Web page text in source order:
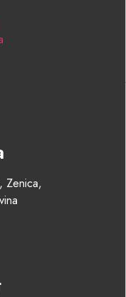
Zenica,